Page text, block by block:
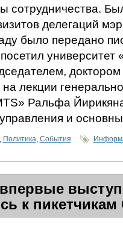
сотрудничества.
делегаций
было передано
университет
лекции
Ральфа
и
Политика События
к